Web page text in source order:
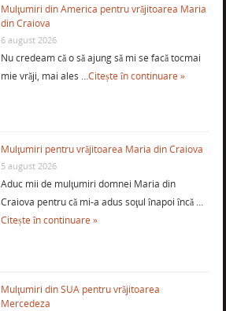
Mulţumiri din America pentru vrăjitoarea Maria
din Craiova
6 august 2026
Nu credeam că o să ajung să mi se facă tocmai
mie vrăji, mai ales …Citește în continuare »
Mulţumiri pentru vrăjitoarea Maria din Craiova
5 august 2026
Aduc mii de mulţumiri domnei Maria din
Craiova pentru că mi-a adus soţul înapoi încă …
Citește în continuare »
Mulţumiri din SUA pentru vrăjitoarea
Mercedeza